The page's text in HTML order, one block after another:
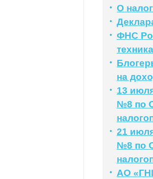
О
ФНС
на
13
№8 по
21
№8 по
АО